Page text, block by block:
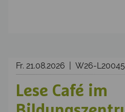
Fr. 21.08.2026 | W26-L20045
Lese Café im